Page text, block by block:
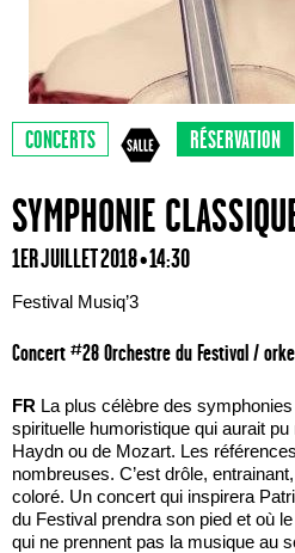
CONCERTS RÉSERVATION
SYMPHONIE
1ER JUILLET 2018 • 14:30
Festival Musiq’3
Concert #28 Orchestre du Festival /
FR La plus célèbre des
spirituelle humoristique qui aurait
Haydn ou de Mozart. Les
nombreuses. C’est drôle,
coloré. Un concert qui inspirera
du Festival prendra son pied et où
qui ne prennent pas la musique au